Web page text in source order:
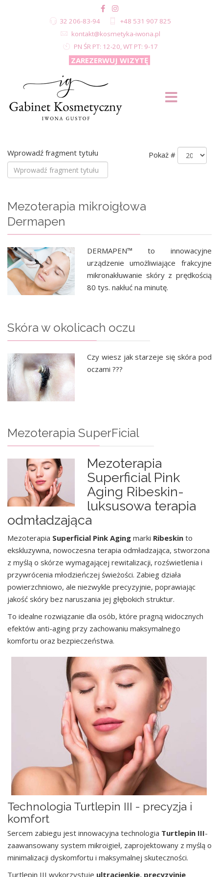
32 206-83-94
+48 531 907 825
kontakt@kosmetyka-iwona.pl
PN ŚR PT: 12-20, WT PT: 9-17
ZAREZERWUJ WIZYTĘ
Wprowadź fragment tytułu Pokaż #
Mezoterapia mikroigłowa
Dermapen
DERMAPEN™ to innowacyjne
urządzenie umożliwiające frakcyjne
mikronakłuwanie skóry z prędkością
80 tys. nakłuć na minutę.
Skóra w okolicach oczu
Czy wiesz jak starzeje się skóra pod
oczami ???
Mezoterapia SuperFicial
Mezoterapia
Superficial Pink
Aging Ribeskin-
luksusowa terapia
odmładzająca
Mezoterapia Superficial Pink Aging marki Ribeskin to
ekskluzywna, nowoczesna terapia odmładzająca, stworzona
z myślą o skórze wymagającej rewitalizacji, rozświetlenia i
przywrócenia młodzieńczej świeżości. Zabieg działa
powierzchniowo, ale niezwykle precyzyjnie, poprawiając
jakość skóry bez naruszania jej głębokich struktur.
To idealne rozwiązanie dla osób, które pragną widocznych
efektów anti-aging przy zachowaniu maksymalnego
komfortu oraz bezpieczeństwa.
Technologia Turtlepin III - precyzja i
komfort
Sercem zabiegu jest innowacyjna technologia Turtlepin III-
zaawansowany system mikroigieł, zaprojektowany z myślą o
minimalizacji dyskomfortu i maksymalnej skuteczności.
Turtlepin III wykorzystuje ultracienkie, precyzyjnie